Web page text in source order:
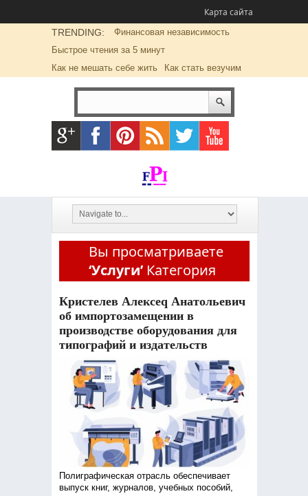
Карта сайта
TRENDING:
Финансовая независимость
Быстрое чтения за 5 минут
Как не мешать себе жить
Как стать везучим
Вы просматриваете
‘Услуги’ Категория
Кристелев Алексеq Анатольевич
об импортозамещении в
производстве оборудования для
типографий и издательств
Полиграфическая отрасль обеспечивает
выпуск книг, журналов, учебных пособий,